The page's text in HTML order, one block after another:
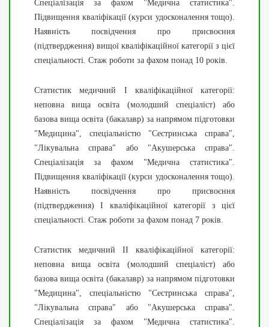
Спеціалізація за фахом "Медична статистика".
Підвищення кваліфікації (курси удосконалення тощо).
Наявність посвідчення про присвоєння
(підтвердження) вищої кваліфікаційної категорії з цієї
спеціальності. Стаж роботи за фахом понад 10 років.
Статистик медичний I кваліфікаційної категорії:
неповна вища освіта (молодший спеціаліст) або
базова вища освіта (бакалавр) за напрямом підготовки
"Медицина", спеціальністю "Сестринська справа",
"Лікувальна справа" або "Акушерська справа".
Спеціалізація за фахом "Медична статистика".
Підвищення кваліфікації (курси удосконалення тощо).
Наявність посвідчення про присвоєння
(підтвердження) I кваліфікаційної категорії з цієї
спеціальності. Стаж роботи за фахом понад 7 років.
Статистик медичний II кваліфікаційної категорії:
неповна вища освіта (молодший спеціаліст) або
базова вища освіта (бакалавр) за напрямом підготовки
"Медицина", спеціальністю "Сестринська справа",
"Лікувальна справа" або "Акушерська справа".
Спеціалізація за фахом "Медична статистика".